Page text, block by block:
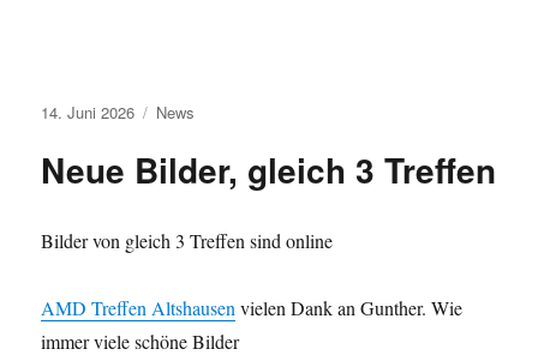
Veröffentlicht
14. Juni 2026 Kategorien
News
Neue Bilder, gleich 3 Treffen
Bilder von gleich 3 Treffen sind online
AMD Treffen Altshausen vielen Dank an Gunther. Wie
immer viele schöne Bilder